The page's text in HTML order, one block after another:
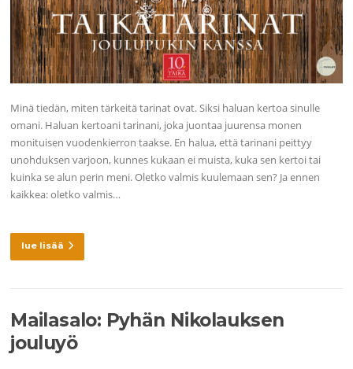
Minä tiedän, miten tärkeitä tarinat ovat. Siksi haluan kertoa sinulle
omani. Haluan kertoani tarinani, joka juontaa juurensa monen
monituisen vuodenkierron taakse. En halua, että tarinani peittyy
unohduksen varjoon, kunnes kukaan ei muista, kuka sen kertoi tai
kuinka se alun perin meni. Oletko valmis kuulemaan sen? Ja ennen
kaikkea: oletko valmis…
lue lisää
Mailasalo: Pyhän Nikolauksen
jouluyö